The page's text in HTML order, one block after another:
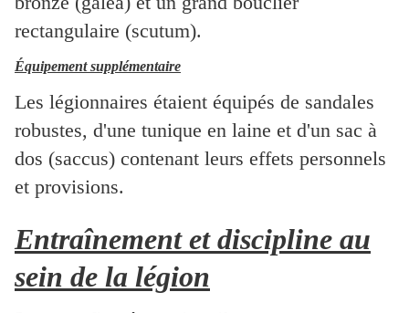
rectangulaire (scutum).
Équipement supplémentaire
Les légionnaires étaient équipés de sandales
robustes, d'une tunique en laine et d'un sac à
dos (saccus) contenant leurs effets personnels
et provisions.
Entraînement et discipline au
sein de la légion